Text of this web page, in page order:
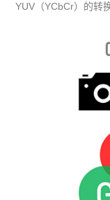
YUV（YCbCr）的转